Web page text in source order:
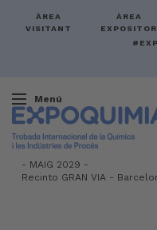
ÀREA
VISITANT
ÀREA
EXPOSITOR
Menú
- MAIG 2029 -
Recinto GRAN VIA -